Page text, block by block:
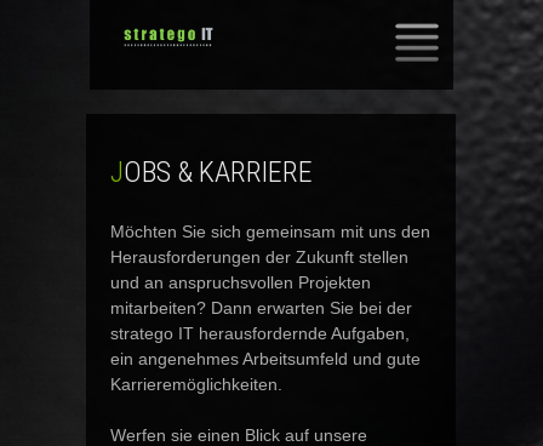
JOBS & KARRIERE
Möchten Sie sich gemeinsam mit uns den
Herausforderungen der Zukunft stellen
und an anspruchsvollen Projekten
mitarbeiten? Dann erwarten Sie bei der
stratego IT herausfordernde Aufgaben,
ein angenehmes Arbeitsumfeld und gute
Karrieremöglichkeiten.
Werfen sie einen Blick auf unsere